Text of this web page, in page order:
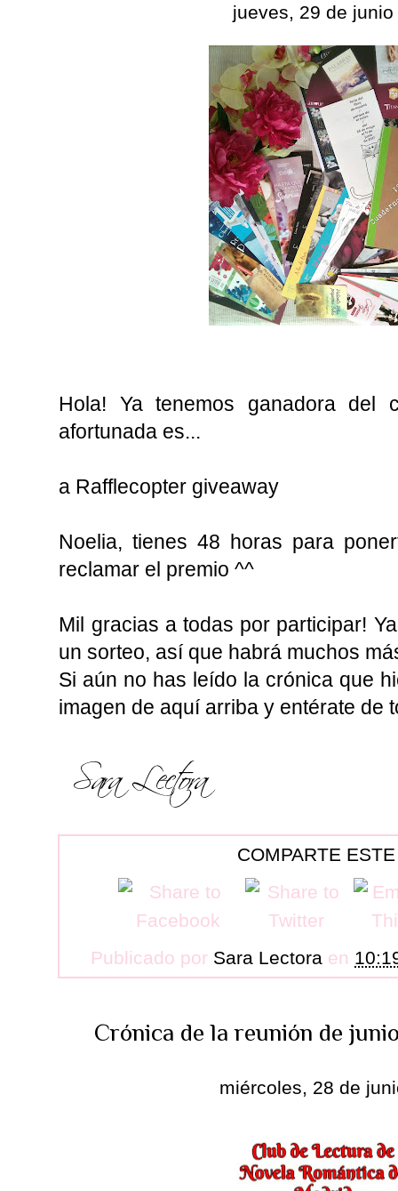
jueves, 29 de
Hola! Ya tenemos ganadora del
afortunada es...
a Rafflecopter giveaway
Noelia, tienes 48 horas para
reclamar el premio ^^
Mil gracias a todas por participar!
un sorteo, así que habrá muchos
Si aún no has leído la crónica que
imagen de aquí arriba y entérate de
COMPARTE
Publicado por Sara Lectora en
Crónica de la reunión de
miércoles, 28 de